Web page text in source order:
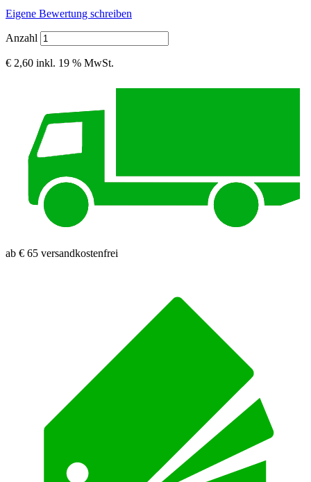
Eigene Bewertung schreiben
Anzahl
€ 2,60 inkl. 19 % MwSt.
ab € 65 versandkostenfrei